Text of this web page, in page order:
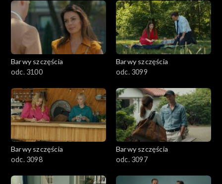
3201-3300
3101-3200
3001-3100
2901-3000
2801–2900
2701–2800
Barwy szczęścia
odc. 3100
Barwy szczęścia
odc. 3099
Barwy szczęścia
odc. 3098
Barwy szczęścia
odc. 3097